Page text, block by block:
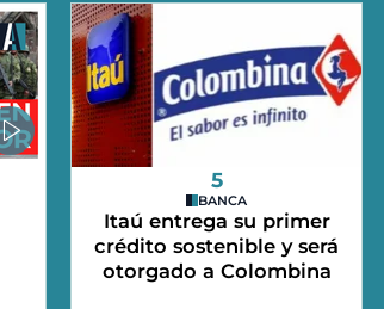
5
BANCA
Itaú entrega su primer
crédito sostenible y será
otorgado a Colombina